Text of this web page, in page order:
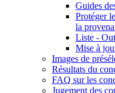
Guides
Protéger
la
Liste -
Mise à
Images de
Résultats du
FAQ sur les
Jugement des